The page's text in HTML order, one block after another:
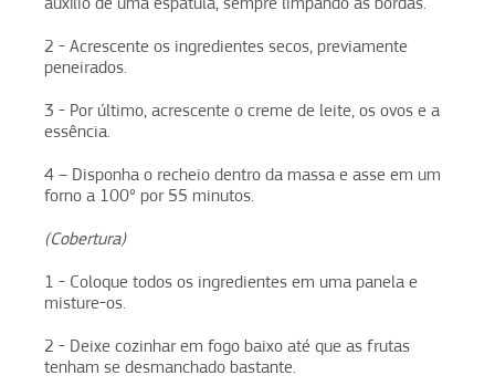
2 - Acrescente os ingredientes secos, previamente
peneirados.
3 - Por último, acrescente o creme de leite, os ovos e a
essência.
4 – Disponha o recheio dentro da massa e asse em um
forno a 100° por 55 minutos.
(Cobertura)
1 - Coloque todos os ingredientes em uma panela e
misture-os.
2 - Deixe cozinhar em fogo baixo até que as frutas
tenham se desmanchado bastante.